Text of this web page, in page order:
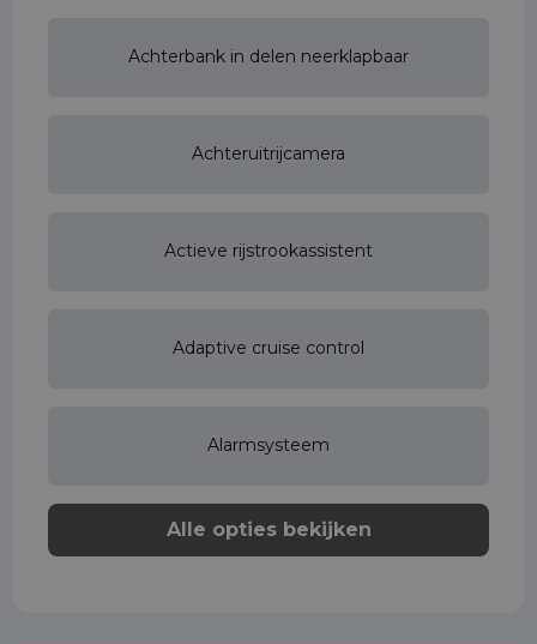
Achterbank in delen neerklapbaar
Achteruitrijcamera
Actieve rijstrookassistent
Adaptive cruise control
Alarmsysteem
Alle opties bekijken